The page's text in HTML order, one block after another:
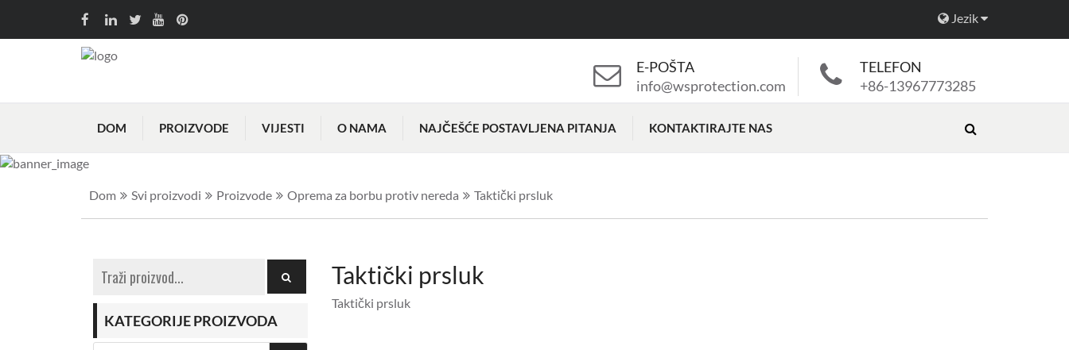
Jezik
E-POŠTA
info@wsprotection.com
TELEFON
+86-13967773285
DOM PROIZVODE VIJESTI O NAMA NAJČEŠĆE POSTAVLJENA PITANJA KONTAKTIRAJTE NAS
Dom Svi proizvodi Proizvode Oprema za borbu protiv nereda Taktički prsluk
Taktički prsluk
Taktički prsluk
KATEGORIJE PROIZVODA